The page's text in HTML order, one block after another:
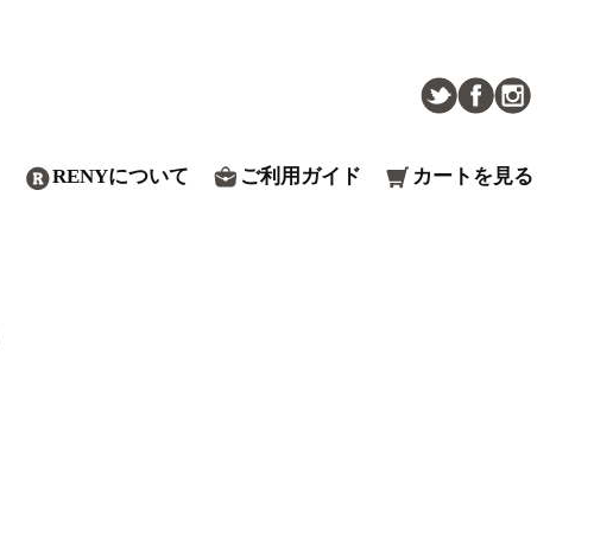
カートを見る
ご利用ガイド
RENYについて